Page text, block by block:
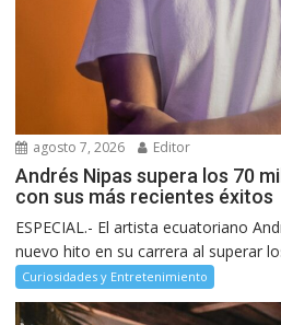
agosto 7, 2026 Editor
Andrés Nipas supera los 70
con sus más recientes éxitos
ESPECIAL.- El artista ecuatoriano
nuevo hito en su carrera al superar
Curiosidades y Entretenimiento